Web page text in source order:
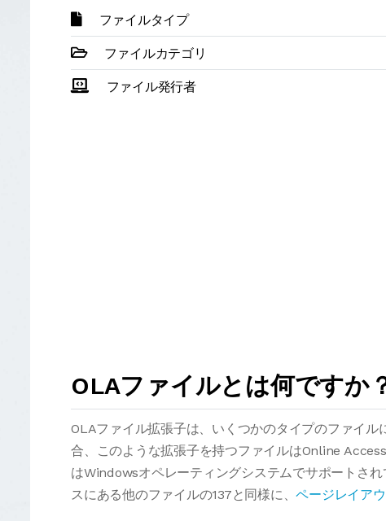
ファイルタイプ
ファイルカテゴリ
ファイル発行者
OLAファイルとは何ですか
OLAファイル拡張子は、いくつかのタイプのファイ
合、このような拡張子を持つファイルはOnline
はWindowsオペレーティングシステムでサポートさ
スにある他のファイルの137と同様に、ページレイア